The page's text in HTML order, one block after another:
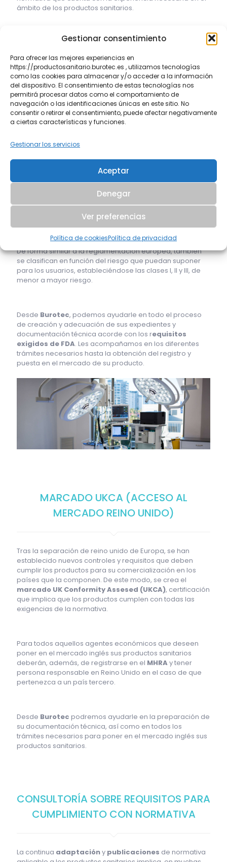
Gestionar consentimiento
Para ofrecer las mejores experiencias en
https://productosanitario.burotec.es , utilizamos tecnologías
como las cookies para almacenar y/o acceder a la información
del dispositivo. El consentimiento de estas tecnologías nos
permitirá procesar datos como el comportamiento de
navegación o las identificaciones únicas en este sitio. No
consentir o retirar el consentimiento, puede afectar negativamente
a ciertas características y funciones.
Gestionar los servicios
Aceptar
Denegar
Ver preferencias
Política de cookiesPolítica de privacidad
ámbito de los productos sanitarios.
Buroteccontamos con expertos en este ámbito
cumplimiento con normativa que necesita su empresa.
REGISTRO FDA (ACCESO AL MERCADO
existe un organismo llamado
que es el encargado de gestionar las
sanitarios están bajo el paraguas de dicho organismo, de
modo que tienen que cumplir una serie de requisitos
dependiendo su clasificación.
De forma similar a la reglamentación europea, también
se clasifican en función del riesgo que puedan suponer
para los usuarios, estableciéndose las clases I, II y III, de
menor a mayor riesgo.
Desde Burotec, podemos ayudarle en todo el proceso
de creación y adecuación de sus expedientes y
documentación técnica acorde con los requisitos
exigidos de FDA. Les acompañamos en los diferentes
trámites necesarios hasta la obtención del registro y
puesta en el mercado de su producto.
MARCADO UKCA (ACCESO AL
MERCADO REINO UNIDO)
Tras la separación de reino unido de Europa, se han
establecido nuevos controles y requisitos que deben
cumplir los productos para su comercialización en los
países que la componen. De este modo, se crea el
marcado UK Conformity Assesed (UKCA), certificación
que implica que los productos cumplen con todas las
exigencias de la normativa.
Para todos aquellos agentes económicos que deseen
poner en el mercado inglés sus productos sanitarios
deberán, además, de registrarse en el MHRAy tener
persona responsable en Reino Unido en el caso de que
pertenezca a un país tercero.
Desde Burotec podremos ayudarle en la preparación de
su documentación técnica, así como en todos los
trámites necesarios para poner en el mercado inglés sus
productos sanitarios.
CONSULTORÍA SOBRE REQUISITOS PARA
CUMPLIMIENTO CON NORMATIVA
La continua adaptacióny publicaciones de normativa